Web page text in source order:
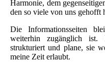
Harmonie, dem
den so viele von uns gehofft
Die Informationsseiten
weiterhin zugänglich ist.
strukturiert und plane, sie
meine Zeit erlaubt.